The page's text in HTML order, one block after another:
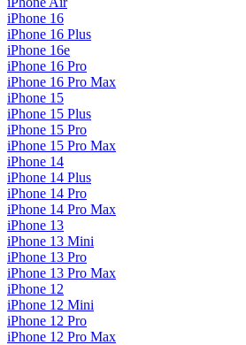
iPhone 16
iPhone 16 Plus
iPhone 16e
iPhone 16 Pro
iPhone 16 Pro Max
iPhone 15
iPhone 15 Plus
iPhone 15 Pro
iPhone 15 Pro Max
iPhone 14
iPhone 14 Plus
iPhone 14 Pro
iPhone 14 Pro Max
iPhone 13
iPhone 13 Mini
iPhone 13 Pro
iPhone 13 Pro Max
iPhone 12
iPhone 12 Mini
iPhone 12 Pro
iPhone 12 Pro Max